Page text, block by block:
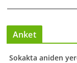
Anket
Sokakta aniden